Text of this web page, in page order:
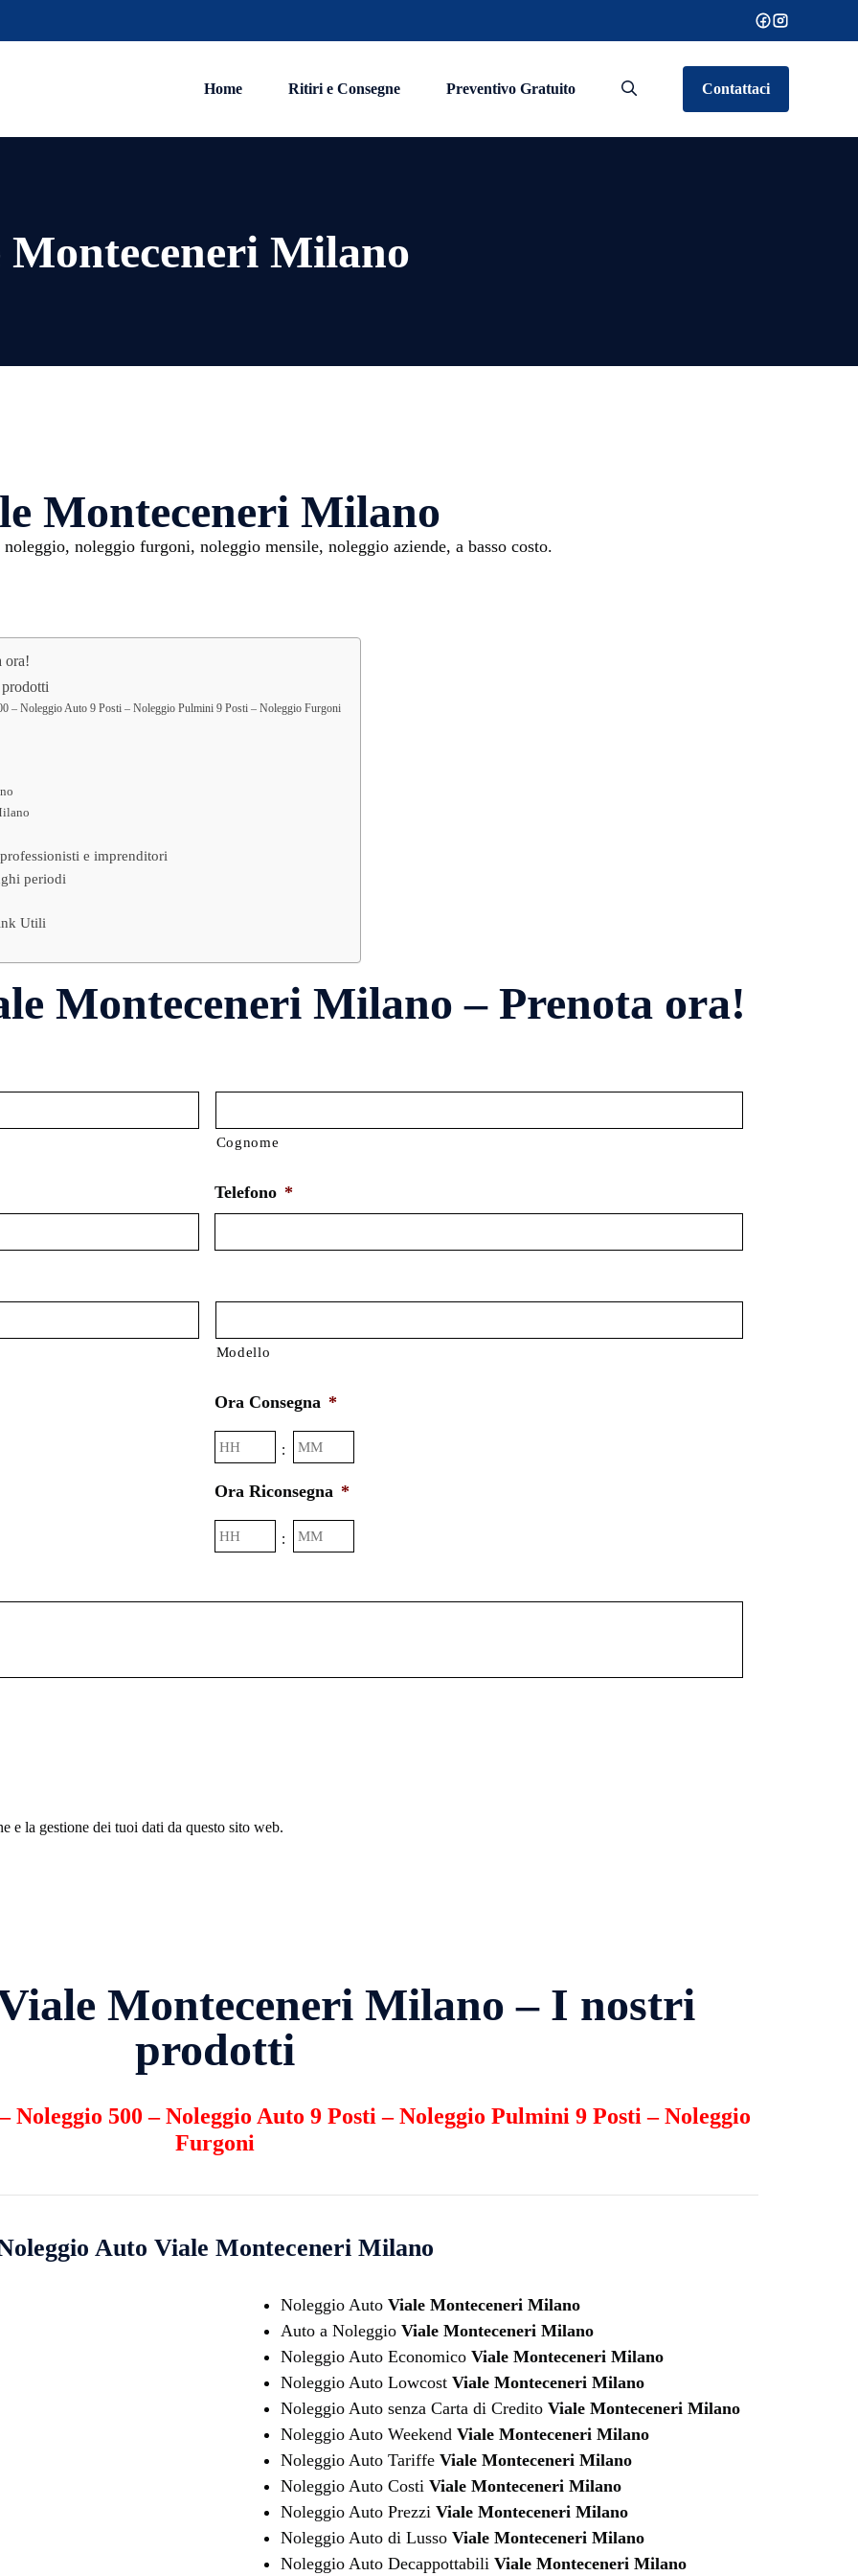
Home Ritiri e Consegne Preventivo Gratuito Contattaci
Monteceneri Milano
Monteceneri Milano
noleggio furgoni, noleggio mensile, noleggio aziende, a basso costo.
ora!
– Noleggio Auto 9 Posti – Noleggio Pulmini 9 Posti – Noleggio Furgoni
e imprenditori
periodi
Utili
Monteceneri Milano – Prenota ora!
Cognome
Telefono *
Modello
Ora Consegna *
:
Ore Minuti
Ora Riconsegna *
:
Ore Minuti
e la gestione dei tuoi dati da questo sito web.
Monteceneri Milano – I nostri
prodotti
Noleggio 500 –Noleggio Auto 9 Posti –Noleggio Pulmini 9 Posti –Noleggio
Furgoni
Auto Viale Monteceneri Milano
Noleggio Auto Viale Monteceneri Milano
Auto a Noleggio Viale Monteceneri Milano
Noleggio Auto Economico Viale Monteceneri Milano
Noleggio Auto Lowcost Viale Monteceneri Milano
Noleggio Auto senza Carta di Credito Viale Monteceneri Milano
Noleggio Auto Weekend Viale Monteceneri Milano
Noleggio Auto Tariffe Viale Monteceneri Milano
Noleggio Auto Costi Viale Monteceneri Milano
Noleggio Auto Prezzi Viale Monteceneri Milano
Noleggio Auto di Lusso Viale Monteceneri Milano
Noleggio Auto Decappottabili Viale Monteceneri Milano